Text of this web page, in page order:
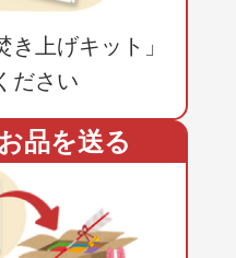
上げキット」
ださい
品を送る